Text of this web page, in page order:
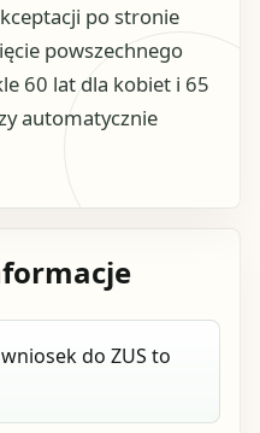
po stronie
powszechnego
60 lat dla kobiet i 65
automatycznie
do ZUS to